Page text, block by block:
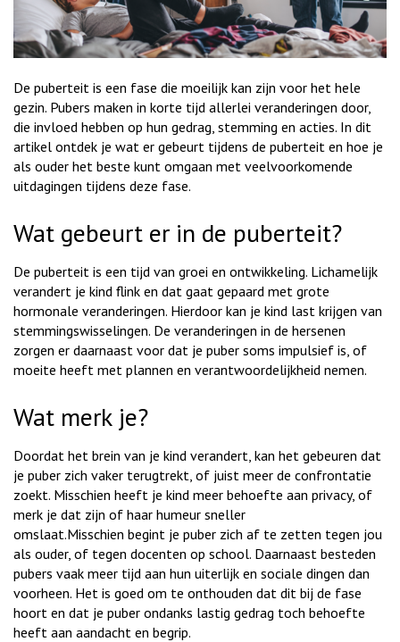
De puberteit is een fase die moeilijk kan zijn voor het hele
gezin. Pubers maken in korte tijd allerlei veranderingen door,
die invloed hebben op hun gedrag, stemming en acties. In dit
artikel ontdek je wat er gebeurt tijdens de puberteit en hoe je
als ouder het beste kunt omgaan met veelvoorkomende
uitdagingen tijdens deze fase.
Wat gebeurt er in de puberteit?
De puberteit is een tijd van groei en ontwikkeling. Lichamelijk
verandert je kind flink en dat gaat gepaard met grote
hormonale veranderingen. Hierdoor kan je kind last krijgen van
stemmingswisselingen. De veranderingen in de hersenen
zorgen er daarnaast voor dat je puber soms impulsief is, of
moeite heeft met plannen en verantwoordelijkheid nemen.
Wat merk je?
Doordat het brein van je kind verandert, kan het gebeuren dat
je puber zich vaker terugtrekt, of juist meer de confrontatie
zoekt. Misschien heeft je kind meer behoefte aan privacy, of
merk je dat zijn of haar humeur sneller
omslaat.Misschien begint je puber zich af te zetten tegen jou
als ouder, of tegen docenten op school. Daarnaast besteden
pubers vaak meer tijd aan hun uiterlijk en sociale dingen dan
voorheen. Het is goed om te onthouden dat dit bij de fase
hoort en dat je puber ondanks lastig gedrag toch behoefte
heeft aan aandacht en begrip.